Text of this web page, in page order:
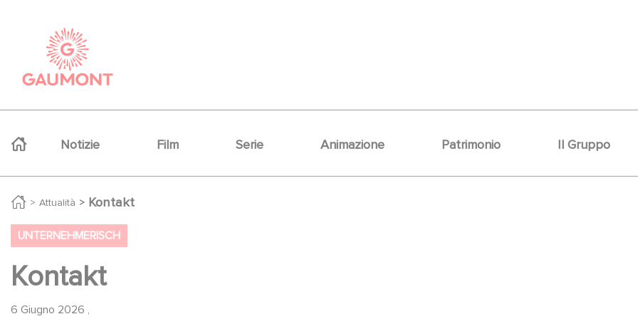
Notizie Film Serie Animazione Patrimonio Il Gruppo
Attualità Kontakt
UNTERNEHMERISCH
Kontakt
6 Giugno 2026 ,